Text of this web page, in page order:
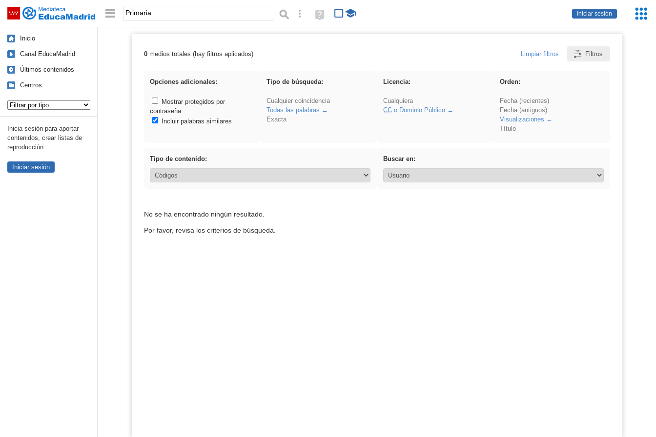
Saltar navegación
Iniciar sesión
Palabra o frase: Búsqueda avanzada
Ayuda
(en
Inicio
Canal EducaMadrid
Últimos contenidos
Centros
Inicia sesión para aportar
contenidos, crear listas de
reproducción...
Iniciar sesión
Resultados de: Primaria
0medios totales (hay filtros aplicados) Limpiar filtros Filtros
Opciones adicionales:
Mostrar protegidos por
contraseña
Incluir palabras similares
Tipo de búsqueda:
Cualquier coincidencia
Todas las palabras
Exacta
Licencia:
Cualquiera
CCo Dominio Público
Orden:
Fecha (recientes)
Fecha (antiguos)
Visualizaciones
Título
Tipo de contenido: Buscar en:
No se ha encontrado ningún resultado.
Por favor, revisa los criterios de búsqueda.